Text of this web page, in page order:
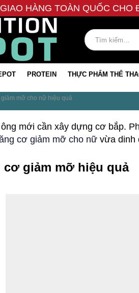
HÀNG TOÀN QUỐC
PROTEIN THỰC PHẨM THỂ
mỡ cho nữ hiệu quả
mới cần xây dựng cơ bắp.
cơ giảm mỡ cho nữ vừa dinh
cơ giảm mỡ hiệu quả